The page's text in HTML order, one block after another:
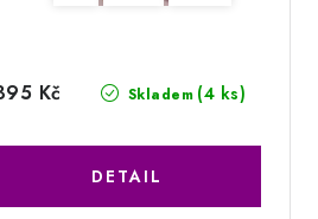
Skladem (4 ks)
Kč